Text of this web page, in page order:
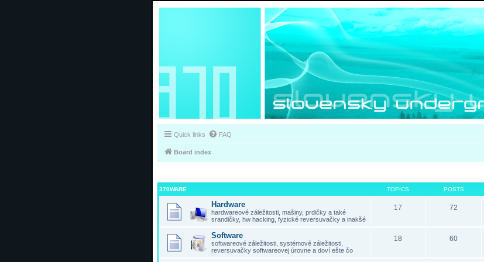
Quick links FAQ
Board index
370WARE TOPICS POSTS
Hardware
hardwareové záležitosti, mašiny, prdičky a také
srandičky, hw hacking, fyzické reversuvačky a inakšé
17 72
Software
softwareové záležitosti, systémové záležitosti,
reversuvačky softwareovej úrovne a doví ešte čo
18 60